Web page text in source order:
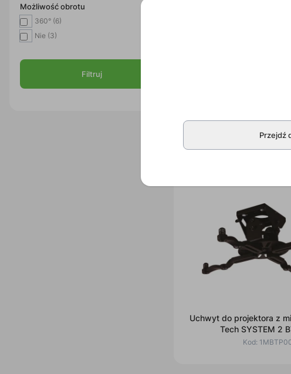
Możliwość obrotu
360° (6)
Nie (3)
Filtruj
BT899-
Kod:
Uchwyt do projektora z
Tech SYSTEM 2
Kod:
Przejdź